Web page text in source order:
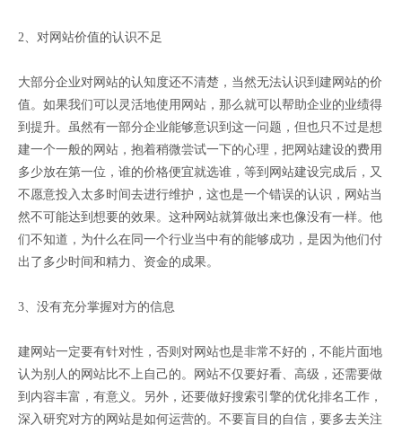
2、对网站价值的认识不足
大部分企业对网站的认知度还不清楚，当然无法认识到建网站的价
值。如果我们可以灵活地使用网站，那么就可以帮助企业的业绩得
到提升。虽然有一部分企业能够意识到这一问题，但也只不过是想
建一个一般的网站，抱着稍微尝试一下的心理，把网站建设的费用
多少放在第一位，谁的价格便宜就选谁，等到网站建设完成后，又
不愿意投入太多时间去进行维护，这也是一个错误的认识，网站当
然不可能达到想要的效果。这种网站就算做出来也像没有一样。他
们不知道，为什么在同一个行业当中有的能够成功，是因为他们付
出了多少时间和精力、资金的成果。
3、没有充分掌握对方的信息
建网站一定要有针对性，否则对网站也是非常不好的，不能片面地
认为别人的网站比不上自己的。网站不仅要好看、高级，还需要做
到内容丰富，有意义。另外，还要做好搜索引擎的优化排名工作，
深入研究对方的网站是如何运营的。不要盲目的自信，要多去关注